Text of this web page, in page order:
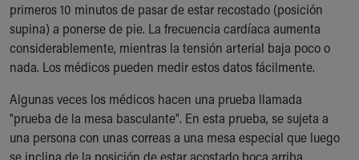
primeros 10 minutos de pasar de estar recostado (posición
supina) a ponerse de pie. La frecuencia cardíaca aumenta
considerablemente, mientras la tensión arterial baja poco o
nada. Los médicos pueden medir estos datos fácilmente.
Algunas veces los médicos hacen una prueba llamada
"prueba de la mesa basculante". En esta prueba, se sujeta a
una persona con unas correas a una mesa especial que luego
se inclina de la posición de estar acostado boca arriba